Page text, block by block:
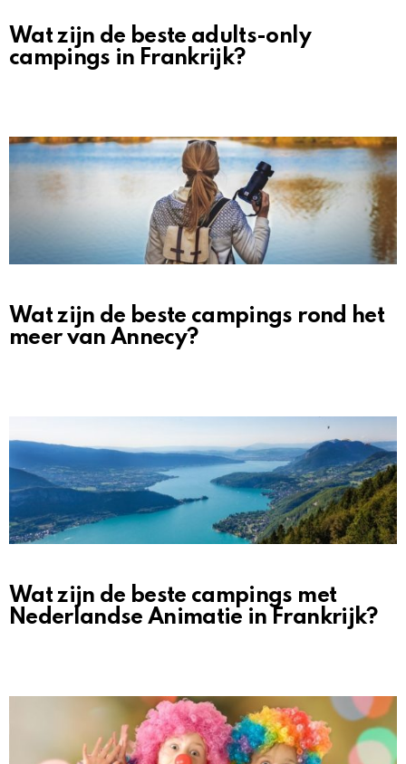
Wat zijn de beste adults-only
campings in Frankrijk?
Wat zijn de beste campings rond het
meer van Annecy?
Wat zijn de beste campings met
Nederlandse Animatie in Frankrijk?